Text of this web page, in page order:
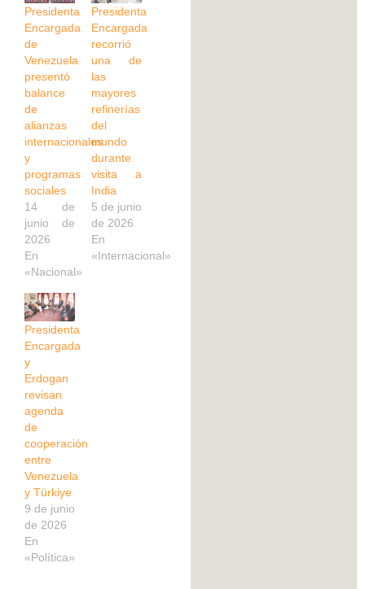
Presidenta
Encargada
de
Venezuela
presentó
balance
de
alianzas
internacionales
y
programas
sociales
14 de
junio de
2026
En
«Nacional»
Presidenta
Encargada
recorrió
una de
las
mayores
refinerías
del
mundo
durante
visita a
India
5 de junio
de 2026
En
«Internacional»
Presidenta
Encargada
y
Erdogan
revisan
agenda
de
cooperación
entre
Venezuela
y Türkiye
9 de junio
de 2026
En
«Política»